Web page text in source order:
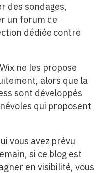
des sondages,
un forum de
dédiée contre
ne les propose
alors que la
sont développés
qui proposent
vous avez prévu
si ce blog est
en visibilité, vous